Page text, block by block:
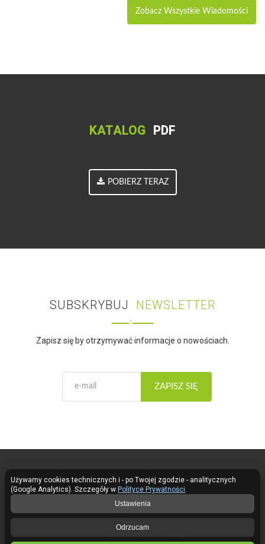
Zobacz Wszystkie Wiadomości
KATALOG PDF
POBIERZ TERAZ
SUBSKRYBUJ NEWSLETTER
Zapisz się by otrzymywać informacje o nowościach.
ZAPISZ SIĘ
Fose LED Lighting © 2026
Kontakt
Używamy cookies technicznych i - po Twojej zgodzie - analitycznych
(Google Analytics). Szczegóły w Polityce Prywatności.
Ustawienia
Odrzucam